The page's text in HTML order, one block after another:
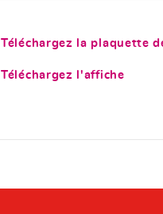
Téléchargez la plaquette
Téléchargez l'affiche